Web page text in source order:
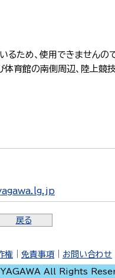
ため、使用できませんの
育館の南側周辺、陸上競
戻る
権 免責事項 お問い合わせ
All Rights